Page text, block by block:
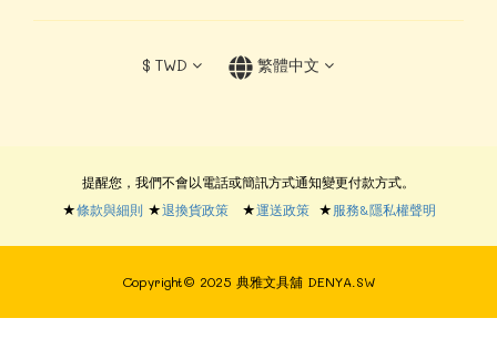
$ TWD 繁體中文
提醒您，我們不會以電話或簡訊方式通知變更付款方式。
★條款與細則 ★退換貨政策★運送政策★服務&隱私權聲明
Copyright© 2025 典雅文具舖 DENYA.SW